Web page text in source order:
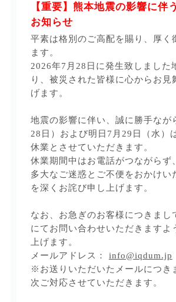
【重要】熊本地震の影響に伴
お知らせ
平素は格別のご高配を賜り、厚く
ます。
2026年7月28日に発生致しました
り、被災された皆様に心からお見
げます。
地震の影響に伴い、誠に勝手なが
28日）および明日7月29日（水）
休業とさせていただきます。
休業期間中はお電話がつながらず
多大なご迷惑とご不便をおかけい
を深くお詫び申し上げます。
なお、お急ぎのお客様につきまし
にてお問い合わせいただきますよ
上げます。
メールアドレス： info@iqdum.jp
※お送りいただいたメールにつき
次ご対応させていただきます。